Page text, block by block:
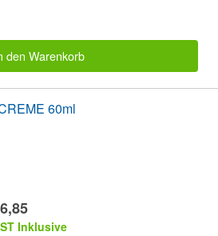
den Warenkorb
60ml
Inklusive